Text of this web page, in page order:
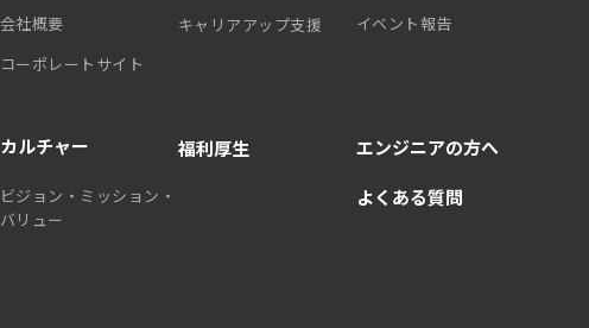
会社概要
コーポレートサイト
カルチャー
ビジョン・ミッション・
バリュー
キャリアアップ支援
福利厚生
イベント報告
エンジニアの方へ
よくある質問